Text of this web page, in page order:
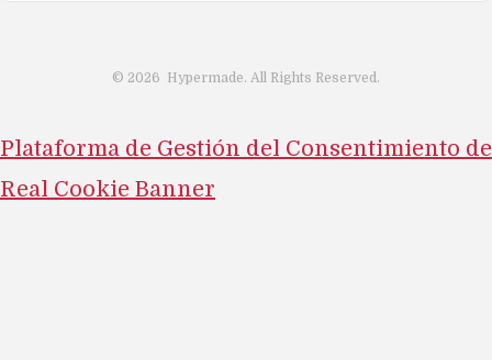
© 2026 Hypermade. All Rights Reserved.
Plataforma de Gestión del Consentimiento de
Real Cookie Banner